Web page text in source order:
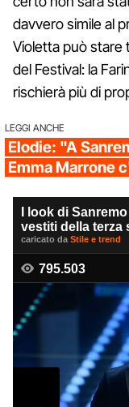
davvero simile al
Violetta può stare
del Festival: la
rischierà più di
LEGGI ANCHE
Elodie: "A
Emma Marrone